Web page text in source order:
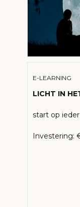
E-LEARNING
LICHT IN
start op
Investering: